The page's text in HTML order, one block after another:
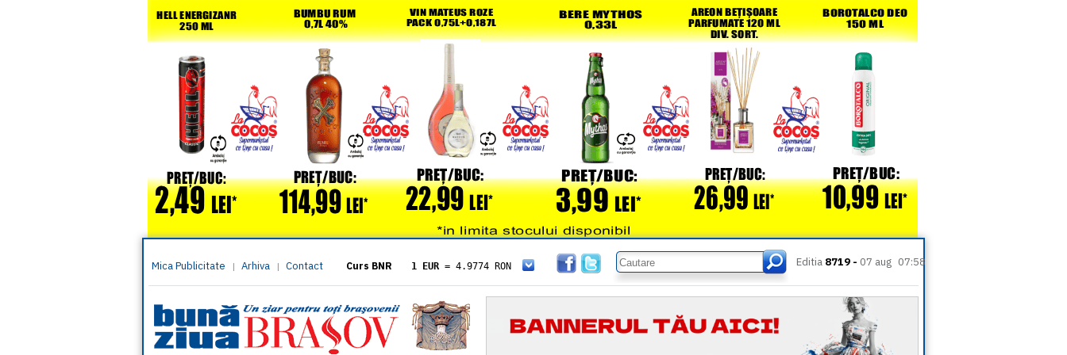
Mica Publicitate | Arhiva | Contact Curs BNR 1 EUR = 4.9774 RON
= 5.8304 RON
1 XAU= 464.4611 RON
1 AED= 1.1933 RON
1 AUD= 2.7957 RON
1 BGN= 2.5449 RON
Editia 8719 - 07 aug 07:58